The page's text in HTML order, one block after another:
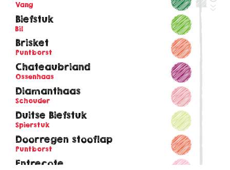
Vang
Biefstuk
Bil
Brisket
Puntborst
Chateaubriand
Ossenhaas
Diamanthaas
Schouder
Duitse Biefstuk
Spierstuk
Doorregen stooflap
Puntborst
Entrecote